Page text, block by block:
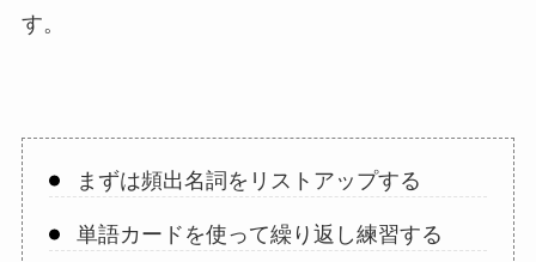
す。
まずは頻出名詞をリストアップする
単語カードを使って繰り返し練習する